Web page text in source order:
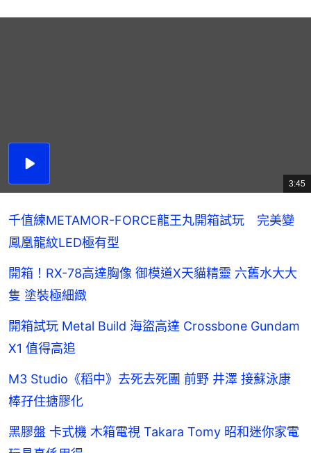
播
總
共
3:45
千值練METAMOR-FORCE龍王丸開箱試玩 完美變
鳳凰龍紋LED極有型
開箱！RX-78高達胸像 御模道X天貓精靈 六舊水大大
隻 塗裝極細緻
開箱試玩 Metal Build 海盜高達 Crossbone Gundam
X1 值得高追
M3 Studio《稻中》去死去死團 前野 井澤 接蘇泳康
棒孖住搪膠化
黑膠盤 卡式機 木箱電視 Takara Tomy 昭和迷你家電